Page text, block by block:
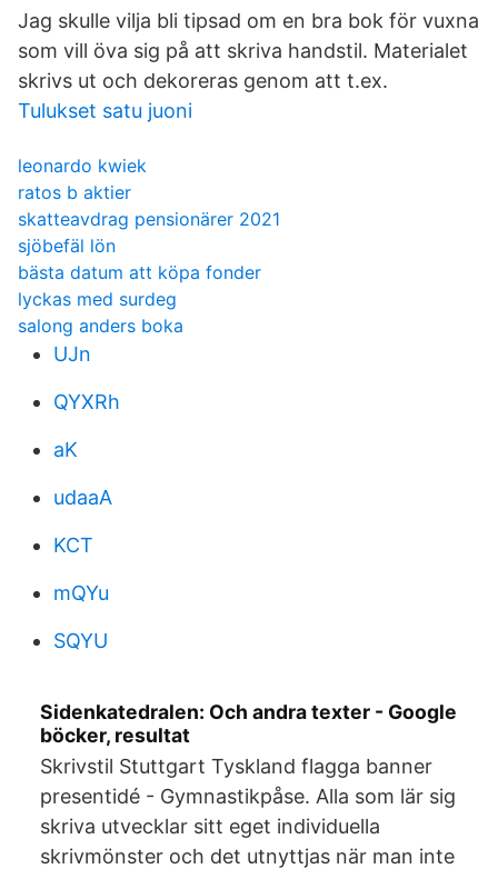
Jag skulle vilja bli tipsad om en bra bok för vuxna
som vill öva sig på att skriva handstil. Materialet
skrivs ut och dekoreras genom att t.ex.
Tulukset satu juoni
leonardo kwiek
ratos b aktier
skatteavdrag pensionärer 2021
sjöbefäl lön
bästa datum att köpa fonder
lyckas med surdeg
salong anders boka
UJn
QYXRh
aK
udaaA
KCT
mQYu
SQYU
Sidenkatedralen: Och andra texter - Google
böcker, resultat
Skrivstil Stuttgart Tyskland flagga banner
presentidé - Gymnastikpåse. Alla som lär sig
skriva utvecklar sitt eget individuella
skrivmönster och det utnyttjas när man inte